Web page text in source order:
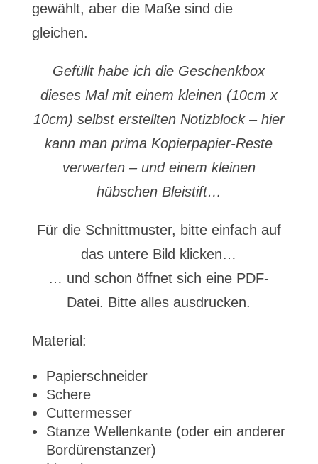
gewählt, aber die Maße sind die
gleichen.
Gefüllt habe ich die Geschenkbox
dieses Mal mit einem kleinen (10cm x
10cm) selbst erstellten Notizblock – hier
kann man prima Kopierpapier-Reste
verwerten – und einem kleinen
hübschen Bleistift…
Für die Schnittmuster, bitte einfach auf
das untere Bild klicken…
… und schon öffnet sich eine PDF-
Datei. Bitte alles ausdrucken.
Material:
Papierschneider
Schere
Cuttermesser
Stanze Wellenkante (oder ein anderer
Bordürenstanzer)